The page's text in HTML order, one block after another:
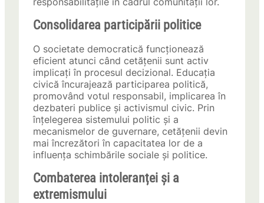
Consolidarea participării politice
O societate democratică funcționează
eficient atunci când cetățenii sunt activ
implicați în procesul decizional. Educația
civică încurajează participarea politică,
promovând votul responsabil, implicarea în
dezbateri publice și activismul civic. Prin
înțelegerea sistemului politic și a
mecanismelor de guvernare, cetățenii devin
mai încrezători în capacitatea lor de a
influența schimbările sociale și politice.
Combaterea intoleranței și a
extremismului